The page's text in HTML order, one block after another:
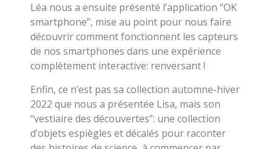
Léa nous a ensuite présenté l’application “OK
smartphone”, mise au point pour nous faire
découvrir comment fonctionnent les capteurs
de nos smartphones dans une expérience
complètement interactive: renversant !
Enfin, ce n’est pas sa collection automne-hiver
2022 que nous a présentée Lisa, mais son
“vestiaire des découvertes”: une collection
d’objets espiègles et décalés pour raconter